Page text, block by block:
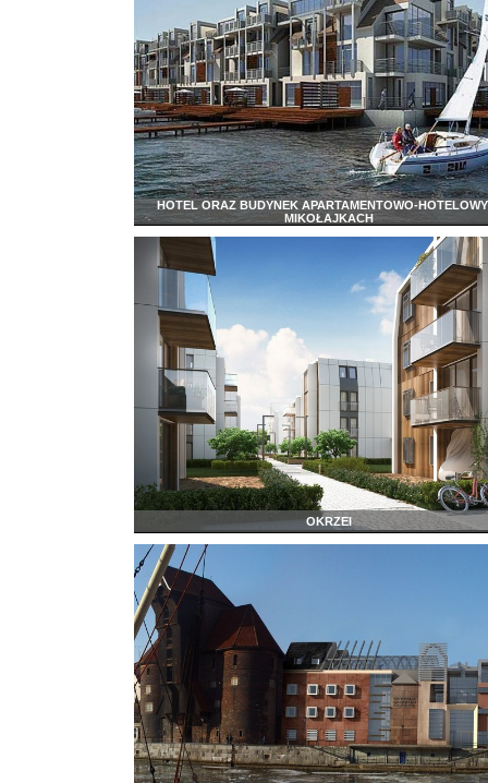
HOTEL ORAZ BUDYNEK APARTAMENTOWO-
MIKOŁAJKACH
OKRZEI